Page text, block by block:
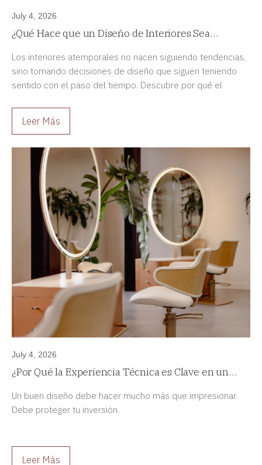
July 4, 2026
¿Qué Hace que un Diseño de Interiores Sea
Los interiores atemporales no nacen siguiendo tendencias,
sino tomando decisiones de diseño que siguen teniendo
sentido con el paso del tiempo. Descubre por qué el
Leer Más
July 4, 2026
¿Por Qué la Experiencia Técnica es Clave en un
Un buen diseño debe hacer mucho más que impresionar.
Debe proteger tu inversión.
Leer Más